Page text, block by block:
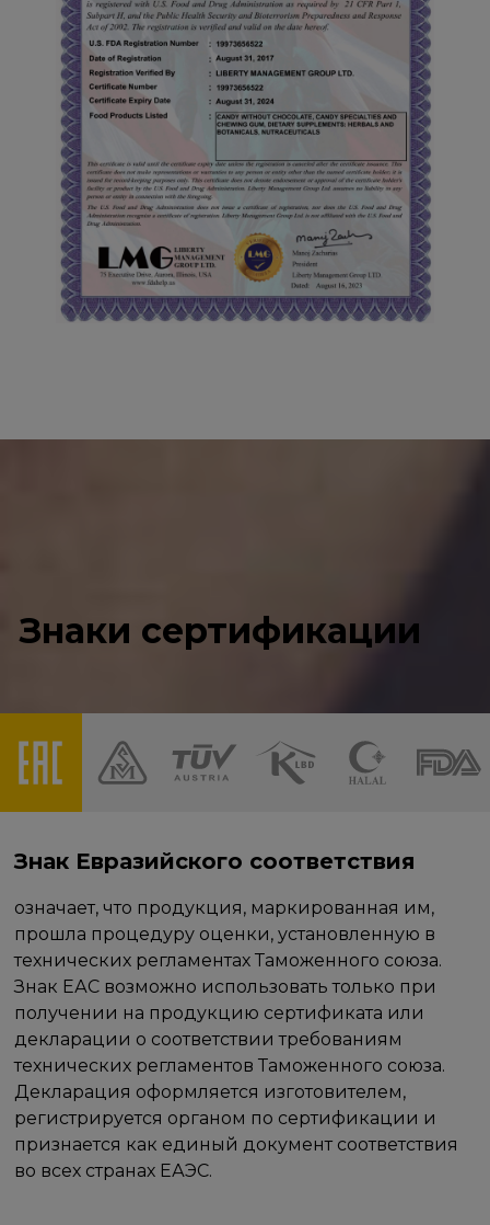
Знаки сертификации
Знак Евразийского соответствия
означает, что продукция, маркированная им,
прошла процедуру оценки, установленную в
технических регламентах Таможенного союза.
Знак ЕАС возможно использовать только при
получении на продукцию сертификата или
декларации о соответствии требованиям
технических регламентов Таможенного союза.
Декларация оформляется изготовителем,
регистрируется органом по сертификации и
признается как единый документ соответствия
во всех странах ЕАЭС.